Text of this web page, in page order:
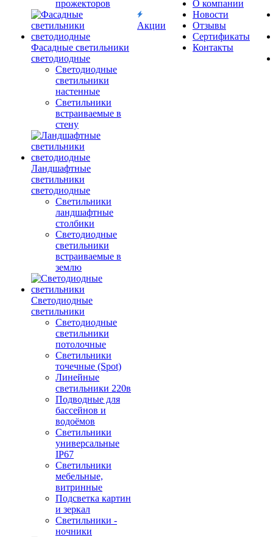
прожекторов
Фасадные светильники
светодиодные
Светодиодные
светильники
настенные
Светильники
встраиваемые в
стену
Ландшафтные
светильники
светодиодные
Светильники
ландшафтные
столбики
Светодиодные
светильники
встраиваемые в
землю
Светодиодные
светильники
Светодиодные
светильники
потолочные
Светильники
точечные (Spot)
Линейные
светильники 220в
Подводные для
бассейнов и
водоёмов
Светильники
универсальные
IP67
Светильники
мебельные,
витринные
Подсветка картин
и зеркал
Светильники -
ночники
Акции
О компании
Новости
Отзывы
Сертификаты
Контакты